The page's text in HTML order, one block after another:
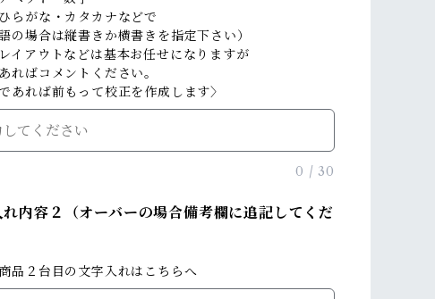
らがな・カタカナなどで
語の場合は縦書きか横書きを指定下さい）
イアウトなどは基本お任せになりますが
ればコメントください。
あれば前もって校正を作成します〉
0 / 30
内容２（オーバーの場合備考欄に追記してくだ
品２台目の文字入れはこちらへ